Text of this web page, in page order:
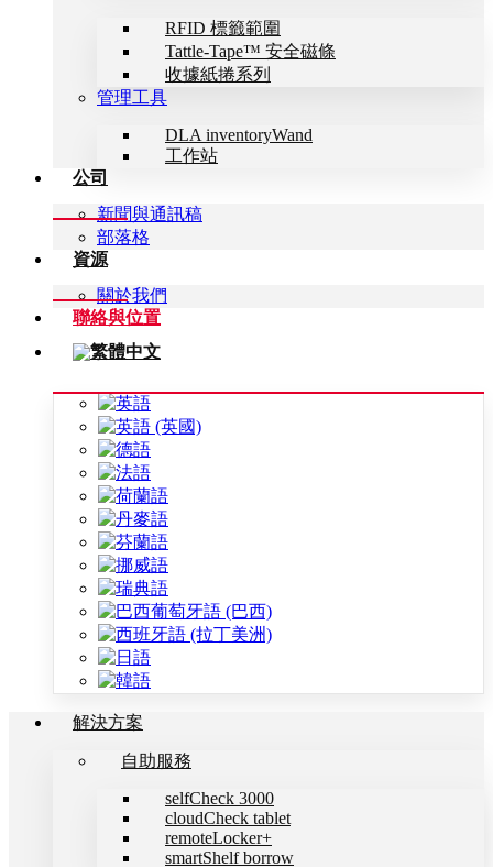
RFID 標籤範圍
Tattle-Tape™ 安全磁條
收據紙捲系列
管理工具
DLA inventoryWand
工作站
公司
新聞與通訊稿
部落格
資源
關於我們
聯絡與位置
解決方案
自助服務
selfCheck 3000
cloudCheck tablet
remoteLocker+
smartShelf borrow